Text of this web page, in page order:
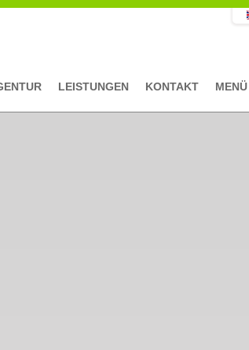
LEISTUNGEN KONTAKT MENÜ